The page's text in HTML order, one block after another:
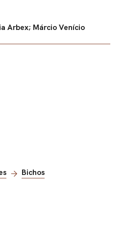
Arbex; Márcio Venício
Bichos